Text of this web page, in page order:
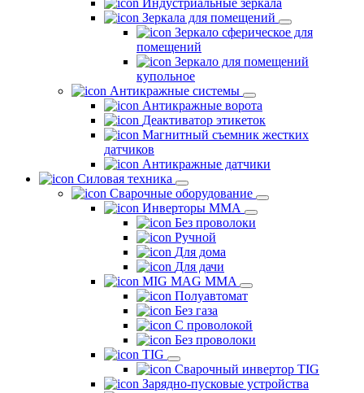
Индустриальные зеркала
Зеркала для помещений
Зеркало сферическое для
помещений
Зеркало для помещений
купольное
Антикражные системы
Антикражные ворота
Деактиватор этикеток
Магнитный съемник жестких
датчиков
Антикражные датчики
Силовая техника
Сварочные оборудование
Инверторы ММА
Без проволоки
Ручной
Для дома
Для дачи
MIG MAG MMA
Полуавтомат
Без газа
С проволокой
Без проволоки
TIG
Сварочный инвертор TIG
Зарядно-пусковые устройства